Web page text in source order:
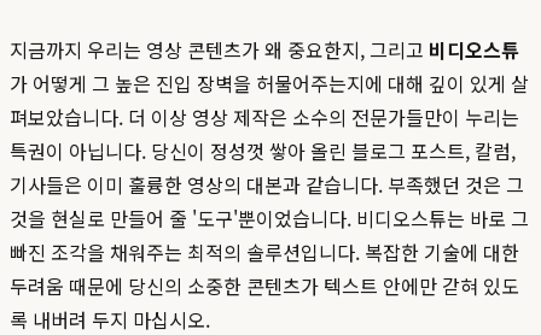
지금까지 우리는 영상 콘텐츠가 왜 중요한지, 그리고 비디오스튜
가 어떻게 그 높은 진입 장벽을 허물어주는지에 대해 깊이 있게 살
펴보았습니다. 더 이상 영상 제작은 소수의 전문가들만이 누리는
특권이 아닙니다. 당신이 정성껏 쌓아 올린 블로그 포스트, 칼럼,
기사들은 이미 훌륭한 영상의 대본과 같습니다. 부족했던 것은 그
것을 현실로 만들어 줄 '도구'뿐이었습니다. 비디오스튜는 바로 그
빠진 조각을 채워주는 최적의 솔루션입니다. 복잡한 기술에 대한
두려움 때문에 당신의 소중한 콘텐츠가 텍스트 안에만 갇혀 있도
록 내버려 두지 마십시오.